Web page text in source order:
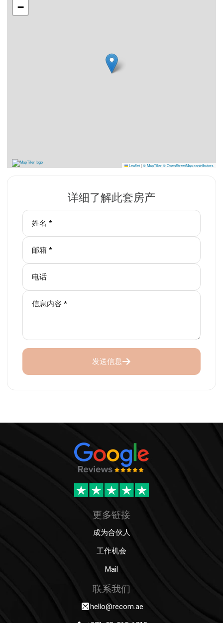
−
Leaflet|© MapTiler© OpenStreetMap contributors
详细了解此套房产
发送信息
更多链接
成为合伙人
工作机会
Mail
联系我们
hello@recom.ae